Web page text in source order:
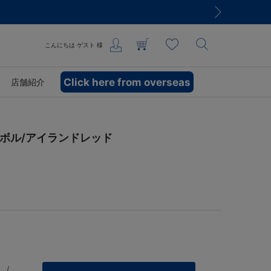
こんにちは ゲスト 様
店舗紹介 Click here from overseas
ル/アイランドレッド
/